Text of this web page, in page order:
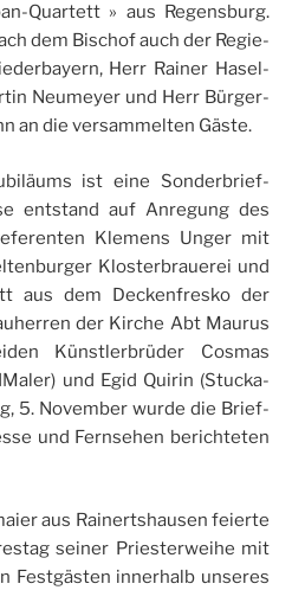
Quar­tett » aus Regens­burg.
dem Bischof auch der Regie­
Herr Rai­ner Hasel­
Neu­meyer und Herr Bür­ger­
an die ver­sam­mel­ten Gäste.
ist eine Son­der­brief­
ents­tand auf Anre­gung des
Kle­mens Unger mit
Klos­ter­braue­rei und
aus dem Decken­fres­ko der
der Kirche Abt Mau­rus
Künst­ler­brü­der Cos­mas
und Egid Qui­rin (Stu­cka­
5. Novem­ber wurde die Brief­
und Fern­se­hen berich­te­ten
aus Rai­nert­shau­sen feierte
sei­ner Pries­ter­weihe mit
Festgäs­ten inne­rhalb unseres